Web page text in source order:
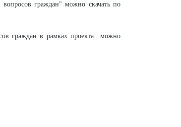
граждан" можно скачать по
граждан в рамках проекта можно